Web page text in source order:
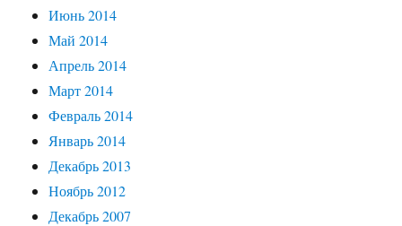
Июнь 2014
Май 2014
Апрель 2014
Март 2014
Февраль 2014
Январь 2014
Декабрь 2013
Ноябрь 2012
Декабрь 2007